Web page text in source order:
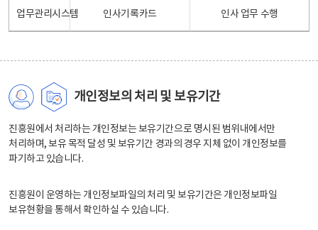
업무관리시스템 인사기록카드 인사 업무 수행
개인정보의 처리 및 보유기간
진흥원에서 처리하는 개인정보는 보유기간으로 명시된 범위내에서만
처리하며, 보유 목적 달성 및 보유기간 경과의 경우 지체 없이 개인정보를
파기하고 있습니다.
진흥원이 운영하는 개인정보파일의 처리 및 보유기간은 개인정보파일
보유현황을 통해서 확인하실 수 있습니다.